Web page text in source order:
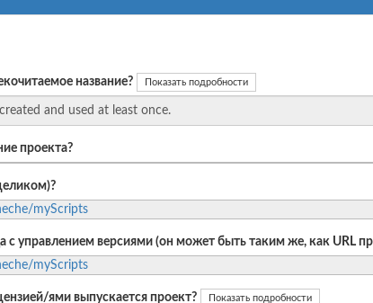
название? Показать подробности
проекта?
myScripts
с управлением версиями (он может быть таким же, как URL
myScripts
ями выпускается проект? Показать подробности